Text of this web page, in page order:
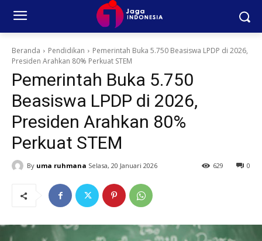
Beranda Pendidikan
Pemerintah Buka 5.750 Beasiswa LPDP di 2026,
Presiden Arahkan 80% Perkuat STEM
Pemerintah Buka 5.750
Beasiswa LPDP di 2026,
Presiden Arahkan 80%
Perkuat STEM
By uma ruhmana Selasa, 20 Januari 2026 0
629